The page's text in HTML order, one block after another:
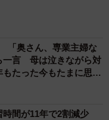
「奥さん、専業主婦な
一言 母は泣きながら対
たった今もたまに思い
時間が11年で2割減少